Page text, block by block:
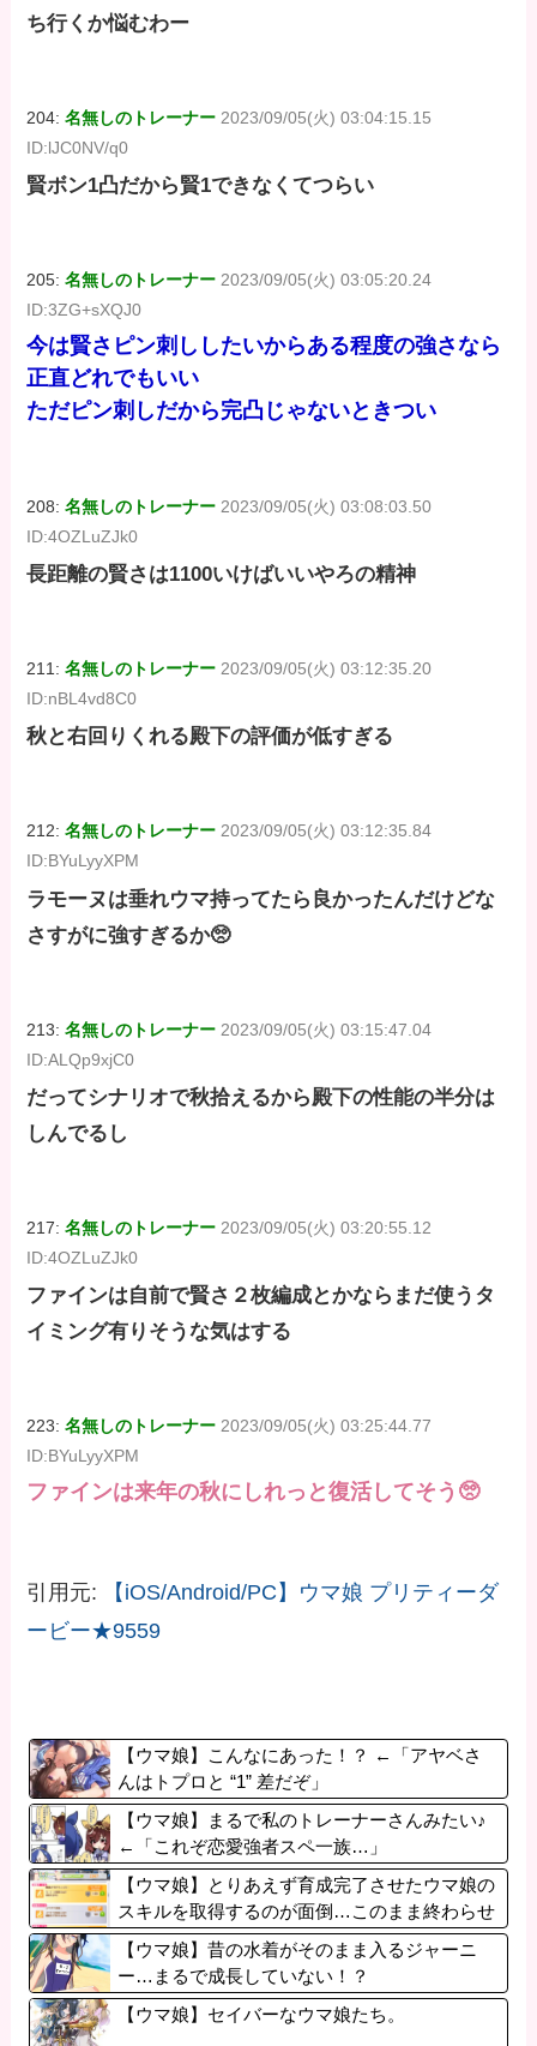
ち行くか悩むわー
204:名無しのトレーナー 2023/09/05(火) 03:04:15.15
ID:lJC0NV/q0
賢ボン1凸だから賢1できなくてつらい
205:名無しのトレーナー 2023/09/05(火) 03:05:20.24
ID:3ZG+sXQJ0
今は賢さピン刺ししたいからある程度の強さなら
正直どれでもいい
ただピン刺しだから完凸じゃないときつい
208:名無しのトレーナー 2023/09/05(火) 03:08:03.50
ID:4OZLuZJk0
長距離の賢さは1100いけばいいやろの精神
211:名無しのトレーナー 2023/09/05(火) 03:12:35.20
ID:nBL4vd8C0
秋と右回りくれる殿下の評価が低すぎる
212:名無しのトレーナー 2023/09/05(火) 03:12:35.84
ID:BYuLyyXPM
ラモーヌは垂れウマ持ってたら良かったんだけどな
さすがに強すぎるか🥺
213:名無しのトレーナー 2023/09/05(火) 03:15:47.04
ID:ALQp9xjC0
だってシナリオで秋拾えるから殿下の性能の半分は
しんでるし
217:名無しのトレーナー 2023/09/05(火) 03:20:55.12
ID:4OZLuZJk0
ファインは自前で賢さ２枚編成とかならまだ使うタ
イミング有りそうな気はする
223:名無しのトレーナー 2023/09/05(火) 03:25:44.77
ID:BYuLyyXPM
ファインは来年の秋にしれっと復活してそう🥺
引用元:
【iOS/Android/PC】ウマ娘 プリティーダ
ービー★9559
【ウマ娘】こんなにあった！？ ←「アヤベさ
んはトプロと “1” 差だぞ」
【ウマ娘】まるで私のトレーナーさんみたい♪
←「これぞ恋愛強者スペ一族…」
【ウマ娘】とりあえず育成完了させたウマ娘の
スキルを取得するのが面倒…このまま終わらせ
たろ！ ←「実はこれちょっと損してるぞ」
【ウマ娘】昔の水着がそのまま入るジャーニ
ー…まるで成長していない！？
【ウマ娘】セイバーなウマ娘たち。